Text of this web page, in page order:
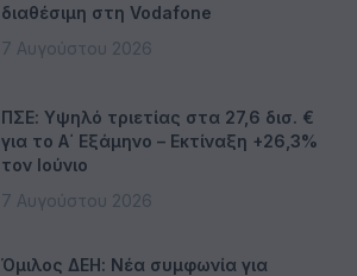
διαθέσιμη στη Vodafone
7 Αυγούστου 2026
ΠΣΕ: Υψηλό τριετίας στα 27,6 δισ. €
για το Α΄ Εξάμηνο – Εκτίναξη +26,3%
τον Ιούνιο
7 Αυγούστου 2026
Όμιλος ΔΕΗ: Νέα συμφωνία για